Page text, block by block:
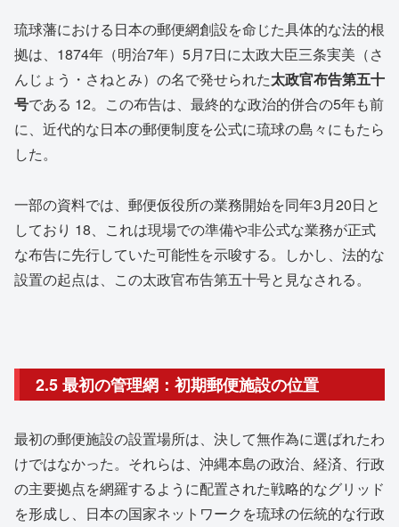
琉球藩における日本の郵便網創設を命じた具体的な法的根
拠は、1874年（明治7年）5月7日に太政大臣三条実美（さ
んじょう・さねとみ）の名で発せられた太政官布告第五十
号である 12。この布告は、最終的な政治的併合の5年も前
に、近代的な日本の郵便制度を公式に琉球の島々にもたら
した。
一部の資料では、郵便仮役所の業務開始を同年3月20日と
しており 18、これは現場での準備や非公式な業務が正式
な布告に先行していた可能性を示唆する。しかし、法的な
設置の起点は、この太政官布告第五十号と見なされる。
2.5 最初の管理網：初期郵便施設の位置
最初の郵便施設の設置場所は、決して無作為に選ばれたわ
けではなかった。それらは、沖縄本島の政治、経済、行政
の主要拠点を網羅するように配置された戦略的なグリッド
を形成し、日本の国家ネットワークを琉球の伝統的な行政